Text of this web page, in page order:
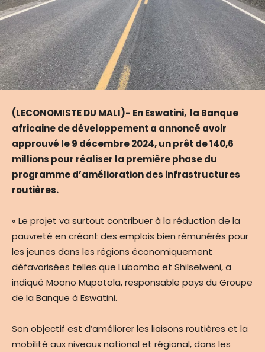
(LECONOMISTE DU MALI)- En Eswatini, la Banque
africaine de développement a annoncé avoir
approuvé le 9 décembre 2024, un prêt de 140,6
millions pour réaliser la première phase du
programme d’amélioration des infrastructures
routières.
« Le projet va surtout contribuer à la réduction de la
pauvreté en créant des emplois bien rémunérés pour
les jeunes dans les régions économiquement
défavorisées telles que Lubombo et Shilselweni, a
indiqué Moono Mupotola, responsable pays du Groupe
de la Banque à Eswatini.
Son objectif est d’améliorer les liaisons routières et la
mobilité aux niveaux national et régional, dans les